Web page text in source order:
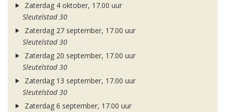
Zaterdag 4 oktober, 17.00 uur
Sleutelstad 30
Zaterdag 27 september, 17.00 uur
Sleutelstad 30
Zaterdag 20 september, 17.00 uur
Sleutelstad 30
Zaterdag 13 september, 17.00 uur
Sleutelstad 30
Zaterdag 6 september, 17.00 uur